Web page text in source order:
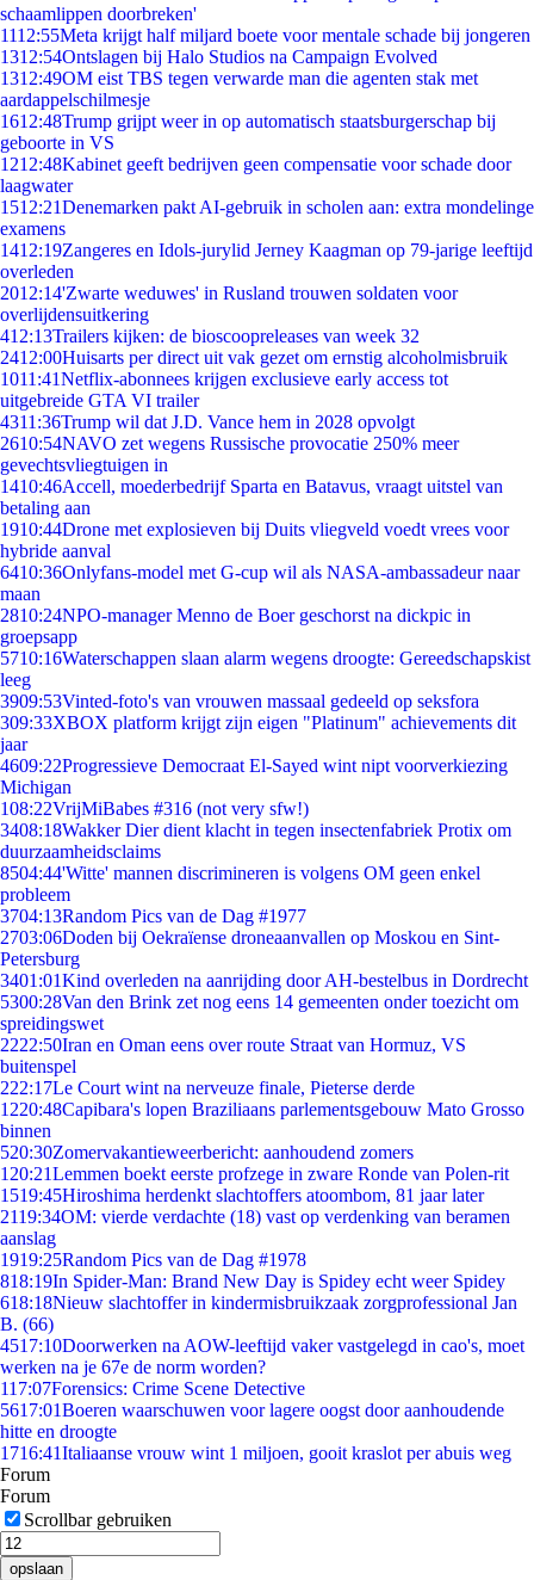
schaamlippen doorbreken'
1112:55Meta krijgt half miljard boete voor mentale schade bij jongeren
1312:54Ontslagen bij Halo Studios na Campaign Evolved
1312:49OM eist TBS tegen verwarde man die agenten stak met
aardappelschilmesje
1612:48Trump grijpt weer in op automatisch staatsburgerschap bij
geboorte in VS
1212:48Kabinet geeft bedrijven geen compensatie voor schade door
laagwater
1512:21Denemarken pakt AI-gebruik in scholen aan: extra mondelinge
examens
1412:19Zangeres en Idols-jurylid Jerney Kaagman op 79-jarige leeftijd
overleden
2012:14'Zwarte weduwes' in Rusland trouwen soldaten voor
overlijdensuitkering
412:13Trailers kijken: de bioscoopreleases van week 32
2412:00Huisarts per direct uit vak gezet om ernstig alcoholmisbruik
1011:41Netflix-abonnees krijgen exclusieve early access tot
uitgebreide GTA VI trailer
4311:36Trump wil dat J.D. Vance hem in 2028 opvolgt
2610:54NAVO zet wegens Russische provocatie 250% meer
gevechtsvliegtuigen in
1410:46Accell, moederbedrijf Sparta en Batavus, vraagt uitstel van
betaling aan
1910:44Drone met explosieven bij Duits vliegveld voedt vrees voor
hybride aanval
6410:36Onlyfans-model met G-cup wil als NASA-ambassadeur naar
maan
2810:24NPO-manager Menno de Boer geschorst na dickpic in
groepsapp
5710:16Waterschappen slaan alarm wegens droogte: Gereedschapskist
leeg
3909:53Vinted-foto's van vrouwen massaal gedeeld op seksfora
309:33XBOX platform krijgt zijn eigen "Platinum" achievements dit
jaar
4609:22Progressieve Democraat El-Sayed wint nipt voorverkiezing
Michigan
108:22VrijMiBabes #316 (not very sfw!)
3408:18Wakker Dier dient klacht in tegen insectenfabriek Protix om
duurzaamheidsclaims
8504:44'Witte' mannen discrimineren is volgens OM geen enkel
probleem
3704:13Random Pics van de Dag #1977
2703:06Doden bij Oekraïense droneaanvallen op Moskou en Sint-
Petersburg
3401:01Kind overleden na aanrijding door AH-bestelbus in Dordrecht
5300:28Van den Brink zet nog eens 14 gemeenten onder toezicht om
spreidingswet
2222:50Iran en Oman eens over route Straat van Hormuz, VS
buitenspel
222:17Le Court wint na nerveuze finale, Pieterse derde
1220:48Capibara's lopen Braziliaans parlementsgebouw Mato Grosso
binnen
520:30Zomervakantieweerbericht: aanhoudend zomers
1 20:21Lemmen boekt eerste profzege in zware Ronde van Polen-rit
1519:45Hiroshima herdenkt slachtoffers atoombom, 81 jaar later
2119:34OM: vierde verdachte (18) vast op verdenking van beramen
aanslag
1919:25Random Pics van de Dag #1978
818:19In Spider-Man: Brand New Day is Spidey echt weer Spidey
618:18Nieuw slachtoffer in kindermisbruikzaak zorgprofessional Jan
B. (66)
4517:10Doorwerken na AOW-leeftijd vaker vastgelegd in cao's, moet
werken na je 67e de norm worden?
117:07Forensics: Crime Scene Detective
5617:01Boeren waarschuwen voor lagere oogst door aanhoudende
hitte en droogte
1716:41Italiaanse vrouw wint 1 miljoen, gooit kraslot per abuis weg
Forum
Forum
Scrollbar gebruiken
opslaan